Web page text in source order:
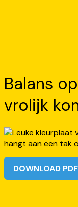
Balans
vrolijk
DOWNLOAD PDF